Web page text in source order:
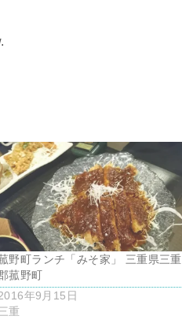
野町ランチ「みそ家」 三重県三重
菰野町
年9月15日
重